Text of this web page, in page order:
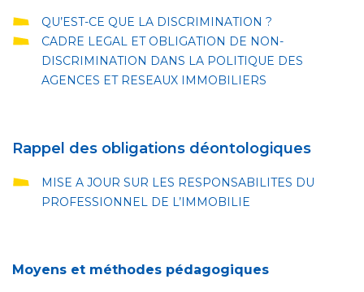
QU’EST-CE QUE LA DISCRIMINATION ?
CADRE LEGAL ET OBLIGATION DE NON-
DISCRIMINATION DANS LA POLITIQUE DES
AGENCES ET RESEAUX IMMOBILIERS
Rappel des obligations déontologiques
MISE A JOUR SUR LES RESPONSABILITES DU
PROFESSIONNEL DE L’IMMOBILIE
Moyens et méthodes pédagogiques